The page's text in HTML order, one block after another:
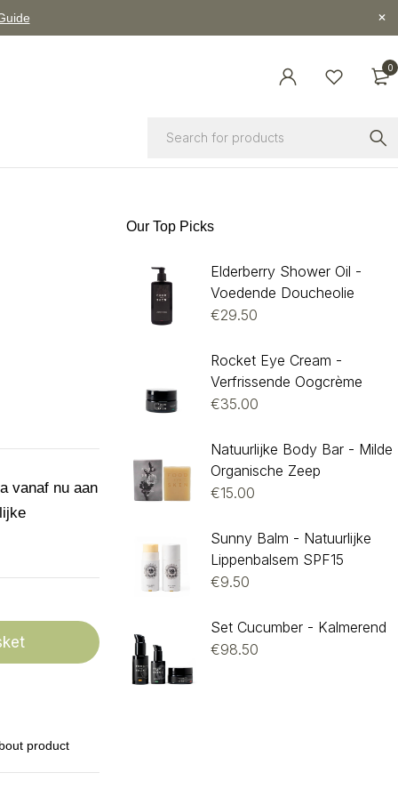
0
vanaf nu aan
product
Our Top Picks
Elderberry Shower Oil -
Voedende Doucheolie
€29.50
Rocket Eye Cream -
Verfrissende Oogcrème
€35.00
Natuurlijke Body Bar - Milde
Organische Zeep
€15.00
Sunny Balm - Natuurlijke
Lippenbalsem SPF15
€9.50
Set Cucumber - Kalmerend
€98.50